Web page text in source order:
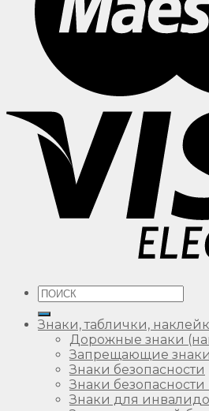
Искать:
Знаки, таблички,
Дорожные знаки
Запрещающие знаки
Знаки безопасности
Знаки безопасности
Знаки для